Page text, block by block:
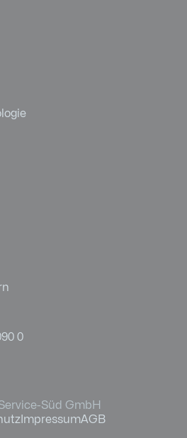
0
ImpressumAGB
Süd GmbH